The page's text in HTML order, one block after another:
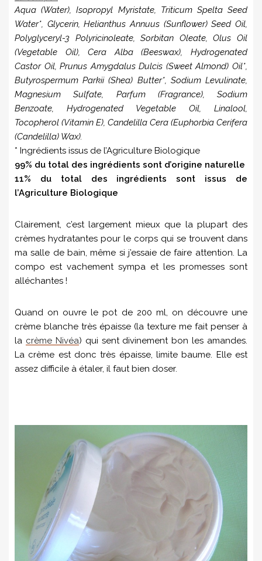
Aqua (Water), Isopropyl Myristate, Triticum Spelta Seed
Water*, Glycerin, Helianthus Annuus (Sunflower) Seed Oil,
Polyglyceryl-3 Polyricinoleate, Sorbitan Oleate, Olus Oil
(Vegetable Oil), Cera Alba (Beeswax), Hydrogenated
Castor Oil, Prunus Amygdalus Dulcis (Sweet Almond) Oil*,
Butyrospermum Parkii (Shea) Butter*, Sodium Levulinate,
Magnesium Sulfate, Parfum (Fragrance), Sodium
Benzoate, Hydrogenated Vegetable Oil, Linalool,
Tocopherol (Vitamin E), Candelilla Cera (Euphorbia Cerifera
(Candelilla) Wax).
* Ingrédients issus de l’Agriculture Biologique
99% du total des ingrédients sont d’origine naturelle
11% du total des ingrédients sont issus de
l’Agriculture Biologique
Clairement, c’est largement mieux que la plupart des
crèmes hydratantes pour le corps qui se trouvent dans
ma salle de bain, même si j’essaie de faire attention. La
compo est vachement sympa et les promesses sont
alléchantes !
Quand on ouvre le pot de 200 ml, on découvre une
crème blanche très épaisse (la texture me fait penser à
la crème Nivéa) qui sent divinement bon les amandes.
La crème est donc très épaisse, limite baume. Elle est
assez difficile à étaler, il faut bien doser.